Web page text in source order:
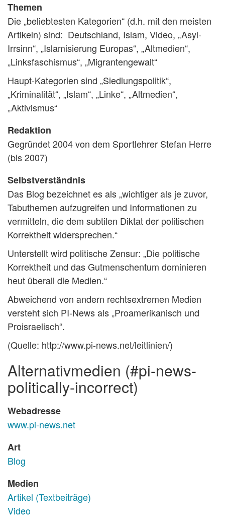
Themen
Die „beliebtesten Kategorien“ (d.h. mit den meisten
Artikeln) sind: Deutschland, Islam, Video, „Asyl-
Irrsinn“, „Islamisierung Europas“, „Altmedien“,
„Linksfaschismus“, „Migrantengewalt“
Haupt-Kategorien sind „Siedlungspolitik“,
„Kriminalität“, „Islam“, „Linke“, „Altmedien“,
„Aktivismus“
Redaktion
Gegründet 2004 von dem Sportlehrer Stefan Herre
(bis 2007)
Selbstverständnis
Das Blog bezeichnet es als „wichtiger als je zuvor,
Tabuthemen aufzugreifen und Informationen zu
vermitteln, die dem subtilen Diktat der politischen
Korrektheit widersprechen.“
Unterstellt wird politische Zensur: „Die politische
Korrektheit und das Gutmenschentum dominieren
heut überall die Medien.“
Abweichend von andern rechtsextremen Medien
versteht sich PI-News als „Proamerikanisch und
Proisraelisch“.
(Quelle: http://www.pi-news.net/leitlinien/)
alternativmedien (#pi-news-
politically-incorrect)
Webadresse
www.pi-news.net
Art
Blog
Medien
Artikel (Textbeiträge)
Video